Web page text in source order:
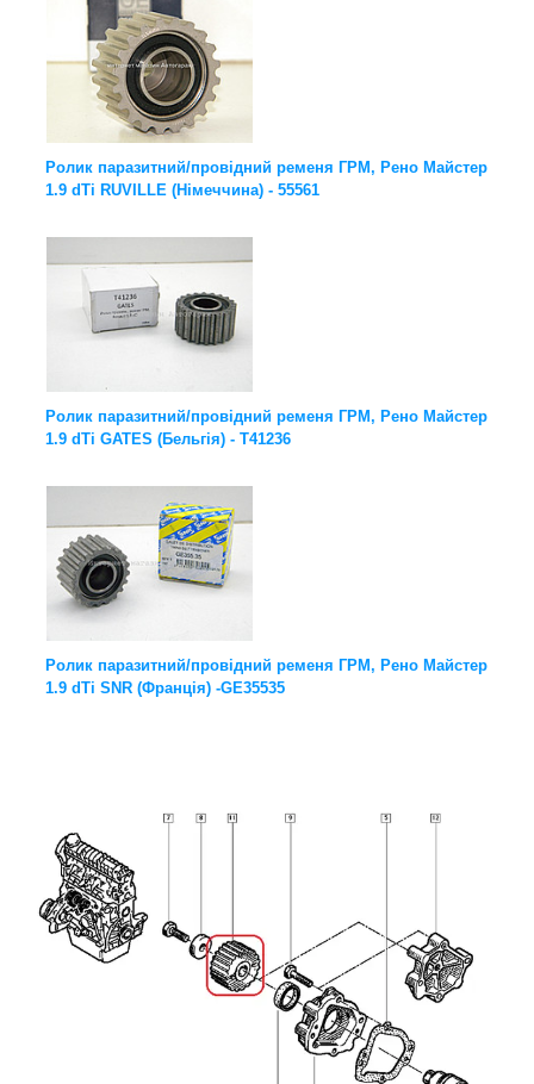
Ролик паразитний/провідний ременя ГРМ, Рено Майстер
1.9 dTi RUVILLE (Німеччина) - 55561
Ролик паразитний/провідний ременя ГРМ, Рено Майстер
1.9 dTi GATES (Бельгія) - T41236
Ролик паразитний/провідний ременя ГРМ, Рено Майстер
1.9 dTi SNR (Франція) -GE35535